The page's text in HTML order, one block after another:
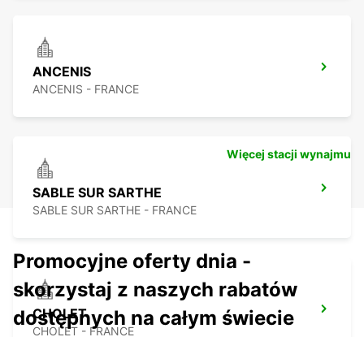
ANCENIS
ANCENIS - FRANCE
SABLE SUR SARTHE
SABLE SUR SARTHE - FRANCE
CHOLET
CHOLET - FRANCE
Więcej stacji wynajmu
Promocyjne oferty dnia -
skorzystaj z naszych rabatów
dostępnych na całym świecie